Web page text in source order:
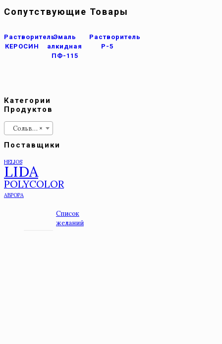
Сопутствующие Товары
Растворитель
КЕРОСИН
Эмаль
алкидная
ПФ-115
Растворитель
Р-5
Категории
Продуктов
×
Сольвент
Поставщики
HELIOS
LIDA
POLYCOLOR
АВРОРА
Список
желаний